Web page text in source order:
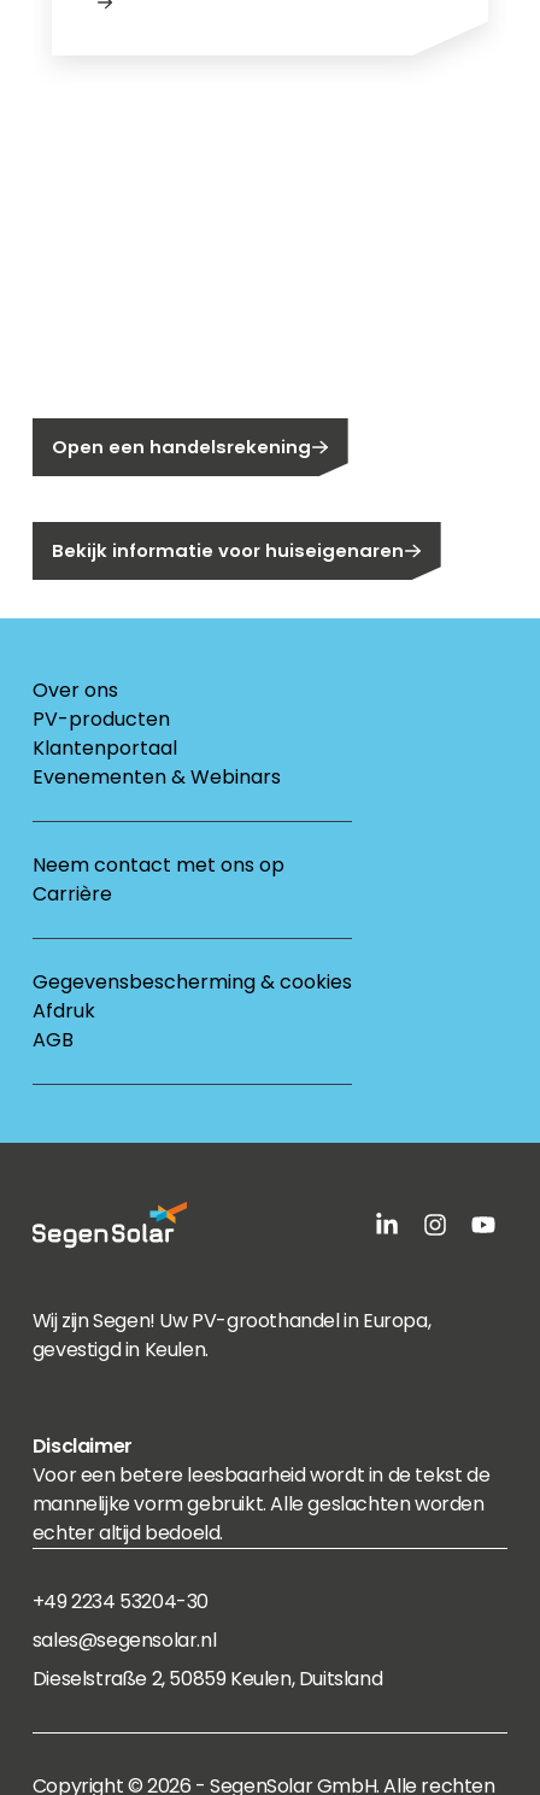
Open een handelsrekening
Bekijk informatie voor huiseigenaren
Over ons
PV-producten
Klantenportaal
Evenementen & Webinars
Neem contact met ons op
Carrière
Gegevensbescherming & cookies
Afdruk
AGB
Wij zijn Segen! Uw PV-groothandel in Europa,
gevestigd in Keulen.
Disclaimer
Voor een betere leesbaarheid wordt in de tekst de
mannelijke vorm gebruikt. Alle geslachten worden
echter altijd bedoeld.
+49 2234 53204-30
sales@segensolar.nl
Dieselstraße 2, 50859 Keulen, Duitsland
Copyright © 2026 - SegenSolar GmbH. Alle rechten